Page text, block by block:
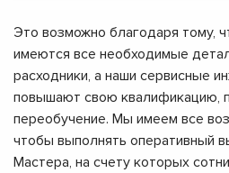
Это возможно благодаря тому,
имеются все необходимые
расходники, а наши сервисные
повышают свою квалификацию,
переобучение. Мы имеем все
чтобы выполнять оперативный
Мастера, на счету которых